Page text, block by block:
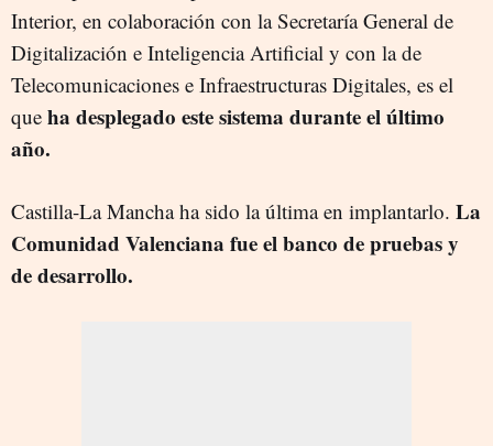
Interior, en colaboración con la Secretaría General de
Digitalización e Inteligencia Artificial y con la de
Telecomunicaciones e Infraestructuras Digitales, es el
que ha desplegado este sistema durante el último
año.
Castilla-La Mancha ha sido la última en implantarlo. La
Comunidad Valenciana fue el banco de pruebas y
de desarrollo.